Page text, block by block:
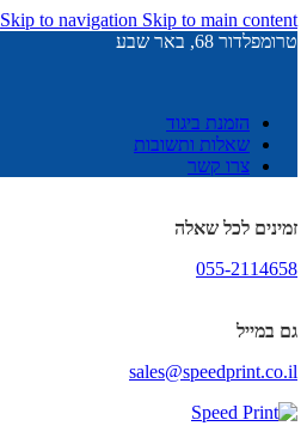
Skip to navigation Skip to main content
טרומפלדור 68, באר שבע
הזמנת ביגוד
שאלות ותשובות
צרו קשר
זמינים לכל שאלה
055-2114658
גם במייל
sales@speedprint.co.il